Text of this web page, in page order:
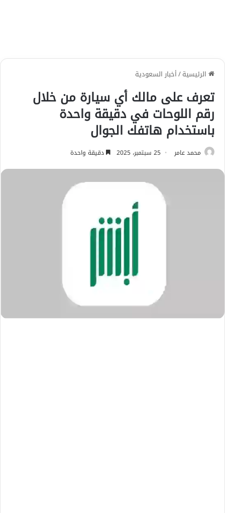
الرئيسية/أخبار السعودية
تعرف على مالك أي سيارة من خلال
رقم اللوحات في دقيقة واحدة
باستخدام هاتفك الجوال
محمد عامر 25 سبتمبر، 2025 دقيقة واحدة